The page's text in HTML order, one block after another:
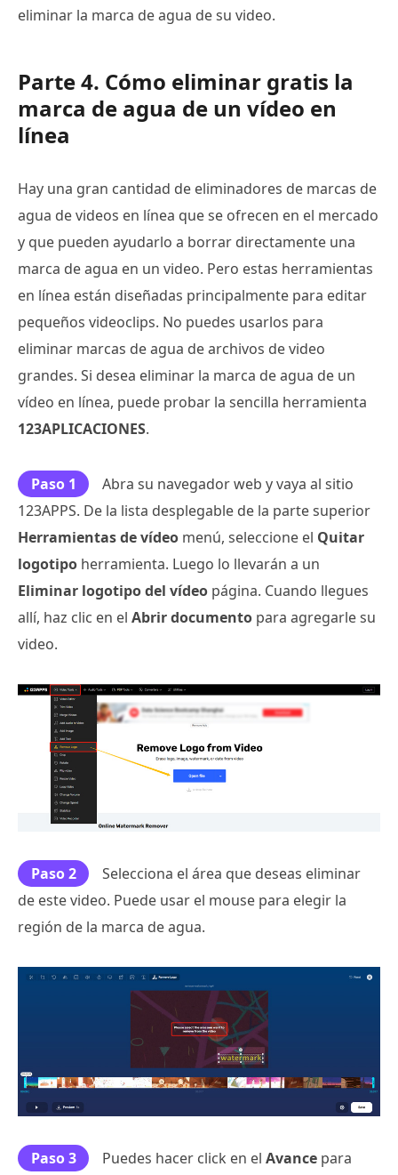
eliminar la marca de agua de su video.
Parte 4. Cómo eliminar gratis la
marca de agua de un vídeo en
línea
Hay una gran cantidad de eliminadores de marcas de
agua de videos en línea que se ofrecen en el mercado
y que pueden ayudarlo a borrar directamente una
marca de agua en un video. Pero estas herramientas
en línea están diseñadas principalmente para editar
pequeños videoclips. No puedes usarlos para
eliminar marcas de agua de archivos de video
grandes. Si desea eliminar la marca de agua de un
vídeo en línea, puede probar la sencilla herramienta
123APLICACIONES.
Paso 1
Abra su navegador web y vaya al sitio
123APPS. De la lista desplegable de la parte superior
Herramientas de vídeo menú, seleccione el Quitar
logotipo herramienta. Luego lo llevarán a un
Eliminar logotipo del vídeo página. Cuando llegues
allí, haz clic en el Abrir documento para agregarle su
video.
Paso 2
Selecciona el área que deseas eliminar
de este video. Puede usar el mouse para elegir la
región de la marca de agua.
Paso 3 Puedes hacer click en el Avance para